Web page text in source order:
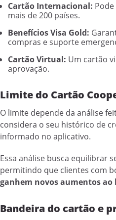
Cartão Internacional:
mais de 200 países.
Benefícios Visa Gold:
compras e suporte
Cartão Virtual: Um cartão
aprovação.
Limite do Cartão
O limite depende da análise
considera o seu histórico de
informado no aplicativo.
Essa análise busca equilibrar
permitindo que clientes com
ganhem novos aumentos ao
Bandeira do cartão e